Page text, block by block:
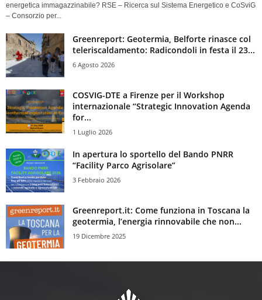
energetica immagazzinabile? RSE – Ricerca sul Sistema Energetico e CoSviG
– Consorzio per...
Greenreport: Geotermia, Belforte rinasce col
teleriscaldamento: Radicondoli in festa il 23...
6 Agosto 2026
COSVIG-DTE a Firenze per il Workshop
internazionale “Strategic Innovation Agenda
for...
1 Luglio 2026
In apertura lo sportello del Bando PNRR
“Facility Parco Agrisolare”
3 Febbraio 2026
Greenreport.it: Come funziona in Toscana la
geotermia, l’energia rinnovabile che non...
19 Dicembre 2025